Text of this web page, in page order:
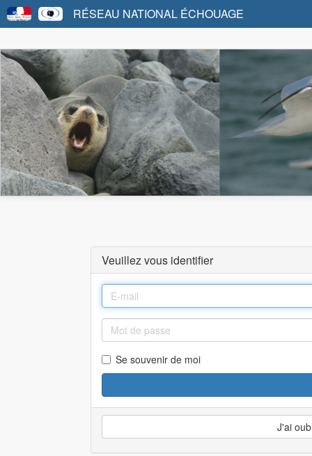
RÉSEAU NATIONAL ÉCHOUAGE
Veuillez vous identifier
Se souvenir de moi
J'ai